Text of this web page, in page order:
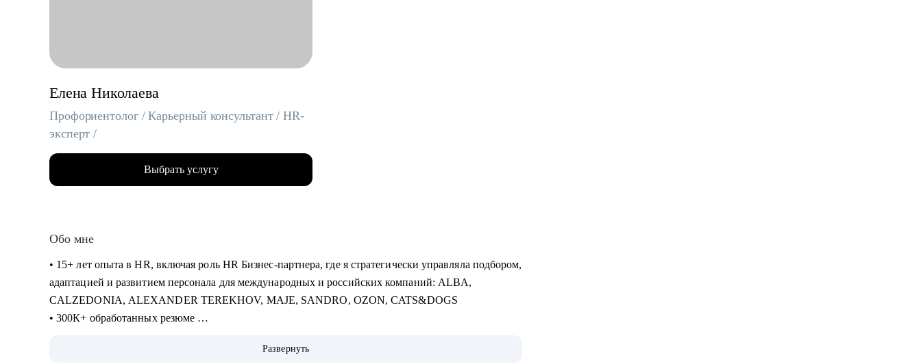
Елена Николаева
Профориентолог / Карьерный консультант / HR-
эксперт /
Выбрать услугу
Обо мне
• 15+ лет опыта в HR, включая роль HR Бизнес-партнера, где я стратегически управляла подбором,
адаптацией и развитием персонала для международных и российских компаний: ALBA,
CALZEDONIA, ALEXANDER TEREKHOV, MAJE, SANDRO, OZON, CATS&DOGS
• 300К+ обработанных резюме
Закупки, Склад, E-Commerce, Производство, HR, Бухгалтерия и Финансы, Отели / Рестораны /
Развернуть